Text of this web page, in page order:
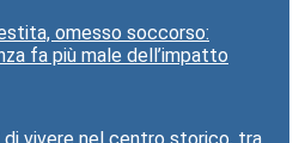
omesso soccorso:
fa più male dell’impatto